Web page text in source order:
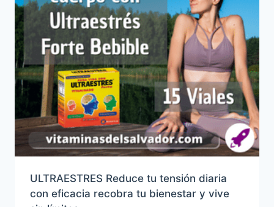
ULTRAESTRES Reduce tu tensión diaria
con eficacia recobra tu bienestar y vive